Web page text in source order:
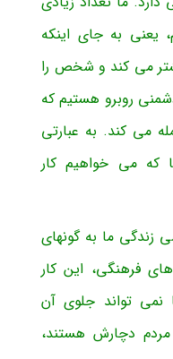
یعنی به جای اینکه
می کند و شخص را
روبرو هستیم که
می کند. به عبارتی
می خواهیم کار
ما به گونه­ای
فرهنگی، این کار
تواند جلوی آن
مردم دچارش هستند،